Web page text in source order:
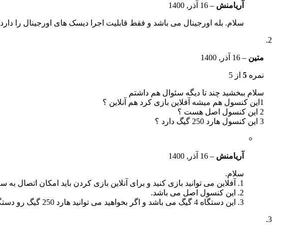
آریامنش – 16 آذر, 1400
سلام. بله اورجینال می باشد و فقط قابلیت اجرا دیسک های اورجینال را
متین – 16 آذر, 1400
نمره 5 از 5
سلام ببخشید چند تا دیگه سئوال هم داشتم
1این کنسول هم میشه آفلاین بازی کرد هم آنلاین ؟
2 این کنسول اصل هست ؟
3 این کنسول هارد 250 گیگ دارد ؟
آریامنش – 16 آذر, 1400
سلام.
1. آفلاین می توانید بازی کنید و برای آنلاین بازی کردن باید امکان اتصال به سرور های مایکروسافت را داشته باشید.
2. این کنسول اصل می باشد.
3. این دستگاه 4 گیگ می باشد و اگر بخواهید می توانید هارد 250 گیگ رو دستگاه اضافه کنید.